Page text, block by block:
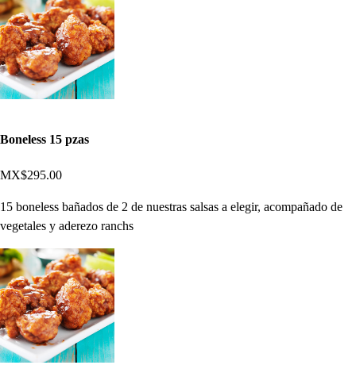
Boneless 15 pzas
MX$295.00
15 boneless bañados de 2 de nuestras salsas a elegir, acompañado de
vegetales y aderezo ranchs